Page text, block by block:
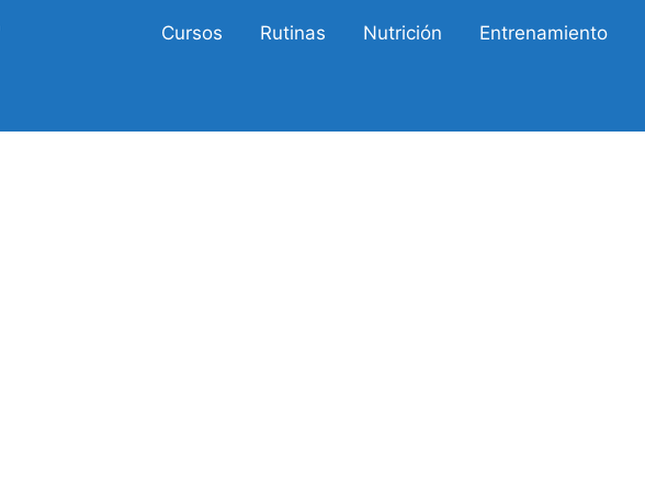
Cursos Rutinas Nutrición Entrenamiento